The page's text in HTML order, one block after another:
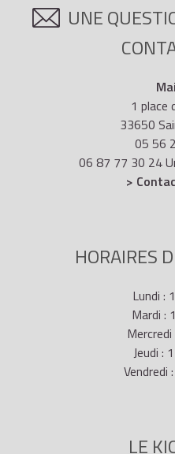
UNE
1 place
33650
05 56
06 87 77 30 24
>
HORAIRES
Lundi :
Mardi :
Jeudi :
Vendredi
LE